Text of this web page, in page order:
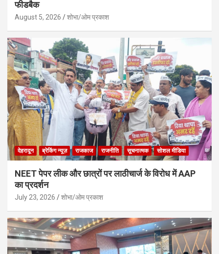
फीडबैक
August 5, 2026 शोभा/ओम प्रकाश
देहरादून ब्रेकिंग न्यूज़ राजकाज राजनीति सूचनात्मक सोशल मीडिया
NEET पेपर लीक और छात्रों पर लाठीचार्ज के विरोध में AAP
का प्रदर्शन
July 23, 2026 शोभा/ओम प्रकाश